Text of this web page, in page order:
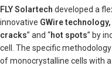
FLY Solartech developed a
innovative GWire technology,
cracks” and “hot spots” by
cell. The specific
of monocrystalline cells with